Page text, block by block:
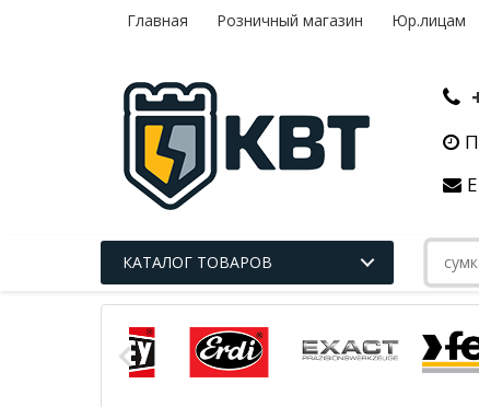
Главная Розничный магазин Юр.лицам
КАТАЛОГ ТОВАРОВ